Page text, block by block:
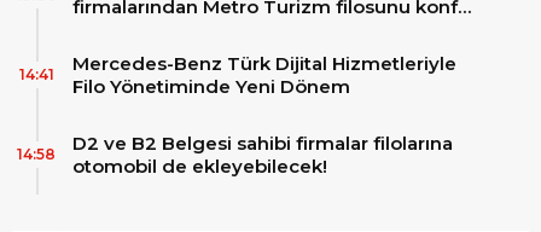
firmalarından Metro Turizm filosunu konfor
MAN Skyliner ile güçlendirdi!
Mercedes-Benz Türk Dijital Hizmetleriyle
Filo Yönetiminde Yeni Dönem
14:41
D2 ve B2 Belgesi sahibi firmalar filolarına
otomobil de ekleyebilecek!
14:58